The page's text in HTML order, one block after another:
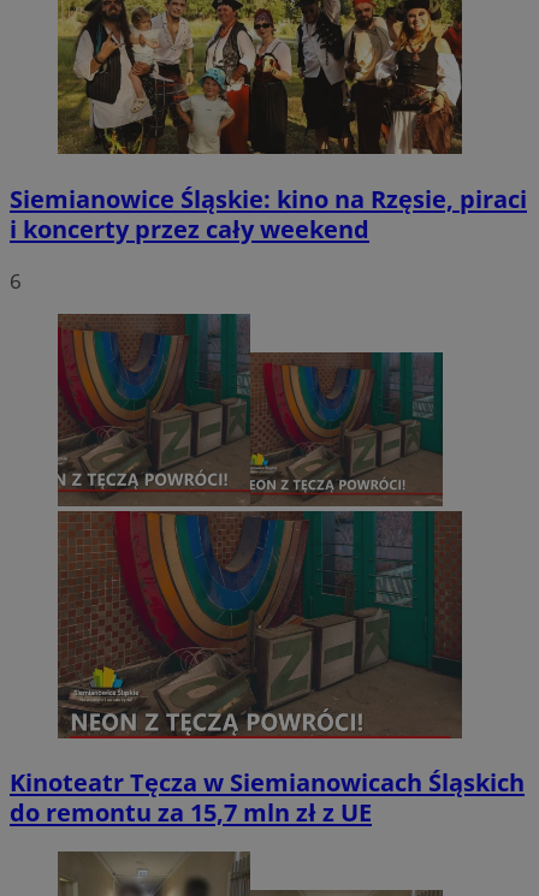
Siemianowice Śląskie: kino na Rzęsie, piraci
i koncerty przez cały weekend
6
Kinoteatr Tęcza w Siemianowicach Śląskich
do remontu za 15,7 mln zł z UE